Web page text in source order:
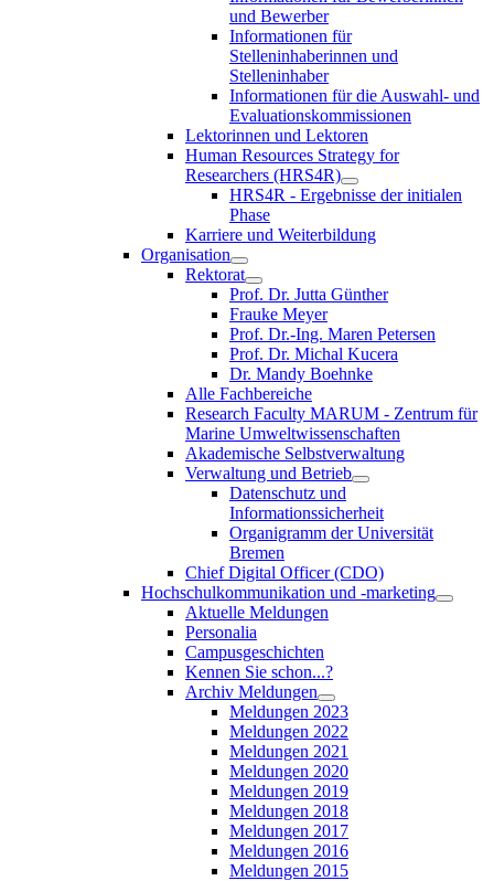
und Bewerber
Informationen für
Stelleninhaberinnen und
Stelleninhaber
Informationen für die Auswahl- und
Evaluationskommissionen
Lektorinnen und Lektoren
Human Resources Strategy for
Researchers (HRS4R)
HRS4R - Ergebnisse der initialen
Phase
Karriere und Weiterbildung
Organisation
Rektorat
Prof. Dr. Jutta Günther
Frauke Meyer
Prof. Dr.-Ing. Maren Petersen
Prof. Dr. Michal Kucera
Dr. Mandy Boehnke
Alle Fachbereiche
Research Faculty MARUM - Zentrum für
Marine Umweltwissenschaften
Akademische Selbstverwaltung
Verwaltung und Betrieb
Datenschutz und
Informationssicherheit
Organigramm der Universität
Bremen
Chief Digital Officer (CDO)
Hochschulkommunikation und -marketing
Aktuelle Meldungen
Personalia
Campusgeschichten
Kennen Sie schon...?
Archiv Meldungen
Meldungen 2023
Meldungen 2022
Meldungen 2021
Meldungen 2020
Meldungen 2019
Meldungen 2018
Meldungen 2017
Meldungen 2016
Meldungen 2015